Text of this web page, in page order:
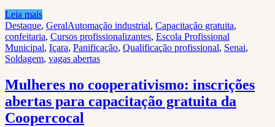
Leia mais
Destaque, GeralAutomação industrial, Capacitação gratuita,
confeitaria, Cursos profissionalizantes, Escola Profissional
Municipal, Içara, Panificação, Qualificação profissional, Senai,
Soldagem, vagas abertas
Mulheres no cooperativismo: inscrições
abertas para capacitação gratuita da
Coopercocal